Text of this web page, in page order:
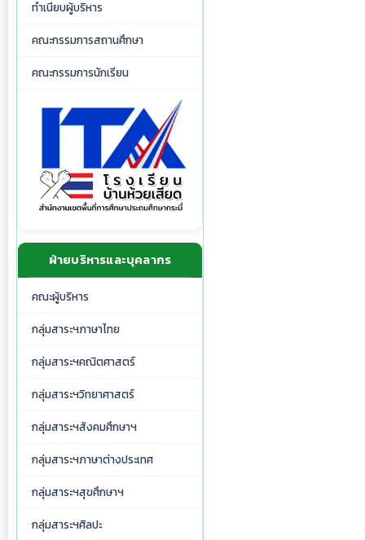
ทำเนียบผู้บริหาร
คณะกรรมการสถานศึกษา
คณะกรรมการนักเรียน
ฝ่ายบริหารและบุคลากร
คณะผู้บริหาร
กลุ่มสาระฯภาษาไทย
กลุ่มสาระฯคณิตศาสตร์
กลุ่มสาระฯวิทยาศาสตร์
กลุ่มสาระฯสังคมศึกษาฯ
กลุ่มสาระฯภาษาต่างประเทศ
กลุ่มสาระฯสุขศึกษาฯ
กลุ่มสาระฯศิลปะ